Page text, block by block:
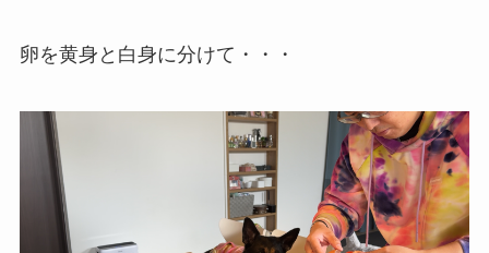
卵を黄身と白身に分けて・・・